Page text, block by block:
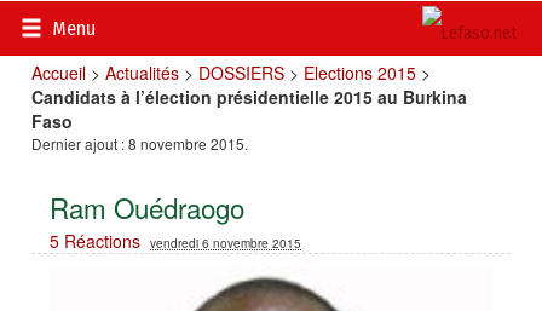
Menu
Accueil >Actualités > DOSSIERS > Elections 2015 >
Candidats à l’élection présidentielle 2015 au Burkina
Faso
Dernier ajout : 8 novembre 2015.
Ram Ouédraogo
5 Réactions vendredi 6 novembre 2015